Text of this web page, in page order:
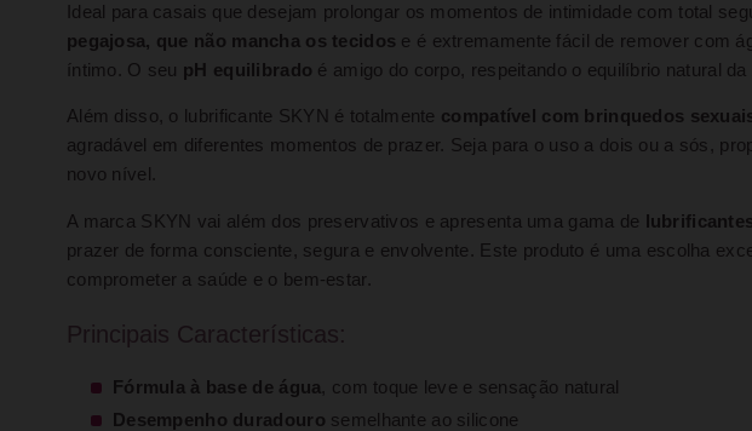
Ideal para casais que desejam prolongar os momentos de intimidade com total
pegajosa, que não mancha os tecidos e é extremamente fácil de remover com
íntimo. O seu pH equilibrado é amigo do corpo, respeitando o equilíbrio natural
Além disso, o lubrificante SKYN é totalmente compatível com brinquedos
agradável em diferentes momentos de prazer. Seja para o uso a dois ou a sós,
novo nível.
A marca SKYN vai além dos preservativos e apresenta uma gama de
prazer de forma consciente, segura e envolvente. Este produto é uma escolha
comprometer a saúde e o bem-estar.
Principais Características:
Fórmula à base de água, com toque leve e sensação natural
Desempenho duradouro semelhante ao silicone